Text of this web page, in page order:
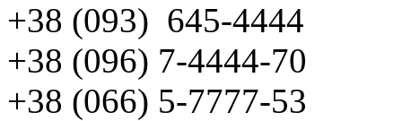
+38 (093) 645-4444
+38 (096) 7-4444-70
+38 (066) 5-7777-53